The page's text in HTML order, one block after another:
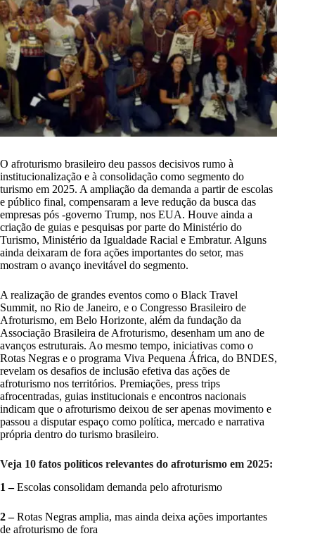
O afroturismo brasileiro deu passos decisivos rumo à
institucionalização e à consolidação como segmento do
turismo em 2025. A ampliação da demanda a partir de escolas
e público final, compensaram a leve redução da busca das
empresas pós -governo Trump, nos EUA. Houve ainda a
criação de guias e pesquisas por parte do Ministério do
Turismo, Ministério da Igualdade Racial e Embratur. Alguns
ainda deixaram de fora ações importantes do setor, mas
mostram o avanço inevitável do segmento.
A realização de grandes eventos como o Black Travel
Summit, no Rio de Janeiro, e o Congresso Brasileiro de
Afroturismo, em Belo Horizonte, além da fundação da
Associação Brasileira de Afroturismo, desenham um ano de
avanços estruturais. Ao mesmo tempo, iniciativas como o
Rotas Negras e o programa Viva Pequena África, do BNDES,
revelam os desafios de inclusão efetiva das ações de
afroturismo nos territórios. Premiações, press trips
afrocentradas, guias institucionais e encontros nacionais
indicam que o afroturismo deixou de ser apenas movimento e
passou a disputar espaço como política, mercado e narrativa
própria dentro do turismo brasileiro.
Veja 10 fatos políticos relevantes do afroturismo em 2025:
1 –Escolas consolidam demanda pelo afroturismo
2 –Rotas Negras amplia, mas ainda deixa ações importantes
de afroturismo de fora